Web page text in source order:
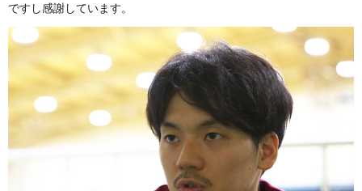
ですし感謝しています。